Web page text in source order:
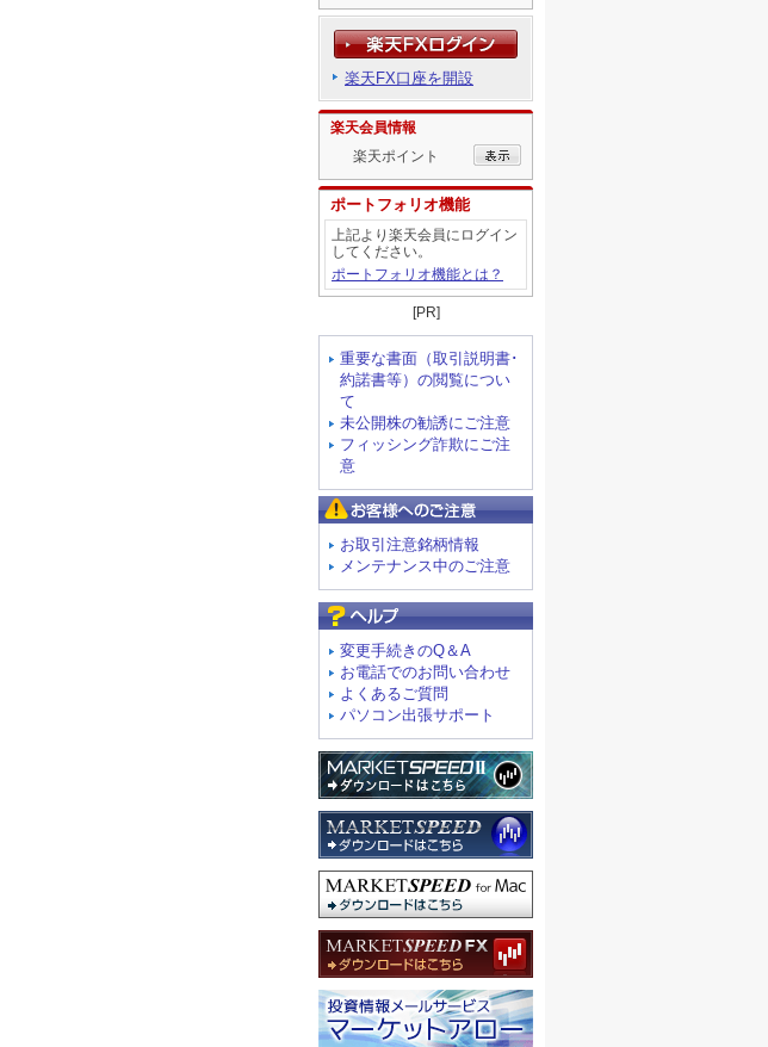
楽天FX口座を開設
楽天会員情報
楽天ポイント
ポートフォリオ機能
上記より楽天会員にログイン
してください。
ポートフォリオ機能とは？
[PR]
重要な書面（取引説明書･
約諾書等）の閲覧につい
て
未公開株の勧誘にご注意
フィッシング詐欺にご注
意
お取引注意銘柄情報
メンテナンス中のご注意
変更手続きのQ＆A
お電話でのお問い合わせ
よくあるご質問
パソコン出張サポート